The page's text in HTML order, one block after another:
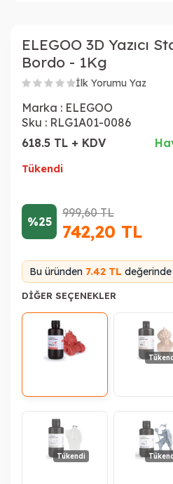
ELEGOO 3D Yazıcı
Bordo - 1Kg
İlk Yorumu Yaz
Marka : ELEGOO
Sku : RLG1A01-0086
618.5 TL + KDV
Tükendi
%25
999,60TL
742,20 TL
Bu üründen 7.42 TL değerinde
DIĞER SEÇENEKLER
Tükendi